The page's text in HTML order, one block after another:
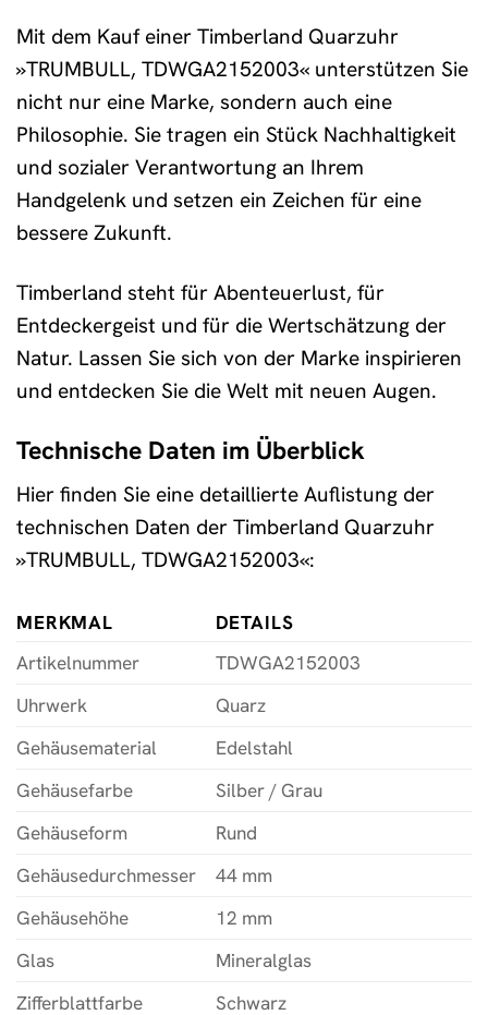
Mit dem Kauf einer Timberland Quarzuhr
»TRUMBULL, TDWGA2152003« unterstützen Sie
nicht nur eine Marke, sondern auch eine
Philosophie. Sie tragen ein Stück Nachhaltigkeit
und sozialer Verantwortung an Ihrem
Handgelenk und setzen ein Zeichen für eine
bessere Zukunft.
Timberland steht für Abenteuerlust, für
Entdeckergeist und für die Wertschätzung der
Natur. Lassen Sie sich von der Marke inspirieren
und entdecken Sie die Welt mit neuen Augen.
Technische Daten im Überblick
Hier finden Sie eine detaillierte Auflistung der
technischen Daten der Timberland Quarzuhr
»TRUMBULL, TDWGA2152003«:
MERKMAL
DETAILS
Artikelnummer
TDWGA2152003
Uhrwerk
Quarz
Gehäusematerial
Edelstahl
Gehäusefarbe
Silber / Grau
Gehäuseform
Rund
Gehäusedurchmesser
44 mm
Gehäusehöhe
12 mm
Glas
Mineralglas
Zifferblattfarbe
Schwarz